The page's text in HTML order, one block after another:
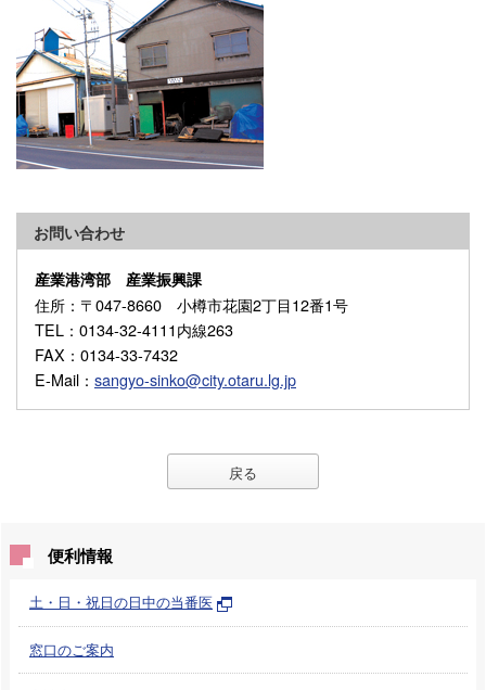
お問い合わせ
産業港湾部 産業振興課
住所 ：〒047-8660 小樽市花園2丁目12番1号
TEL ：0134-32-4111内線263
FAX ：0134-33-7432
E-Mail ： sangyo-sinko@city.otaru.lg.jp
戻る
便利情報
土・日・祝日の日中の当番医
窓口のご案内